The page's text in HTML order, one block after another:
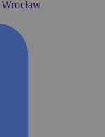
Wrocław